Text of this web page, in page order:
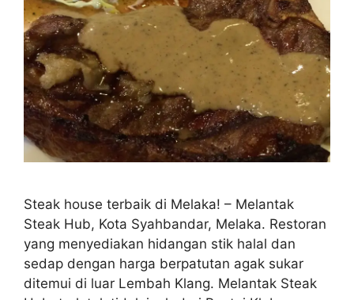
Steak house terbaik di Melaka! – Melantak
Steak Hub, Kota Syahbandar, Melaka. Restoran
yang menyediakan hidangan stik halal dan
sedap dengan harga berpatutan agak sukar
ditemui di luar Lembah Klang. Melantak Steak